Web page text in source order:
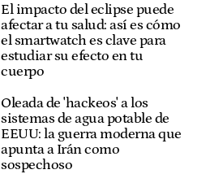
El impacto del eclipse puede
afectar a tu salud: así es cómo
el smartwatch es clave para
estudiar su efecto en tu
cuerpo
Oleada de 'hackeos' a los
sistemas de agua potable de
EEUU: la guerra moderna que
apunta a Irán como
sospechoso